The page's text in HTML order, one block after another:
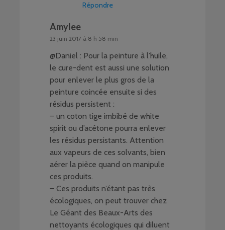
Répondre
Amylee
23 juin 2017 à 8 h 58 min
@Daniel : Pour la peinture à l’huile,
le cure-dent est aussi une solution
pour enlever le plus gros de la
peinture coincée ensuite si des
résidus persistent :
– un coton tige imbibé de white
spirit ou d’acétone pourra enlever
les résidus persistants. Attention
aux vapeurs de ces solvants, bien
aérer la pièce quand on manipule
ces produits.
– Ces produits n’étant pas très
écologiques, on peut trouver chez
Le Géant des Beaux-Arts des
nettoyants écologiques qui diluent